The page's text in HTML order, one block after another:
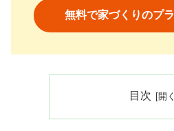
無料で家づくりのプ
目次